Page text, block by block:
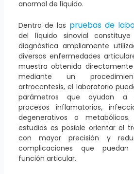
anormal de líquido.
Dentro de las pruebas de
del líquido sinovial
diagnóstica ampliamente
diversas enfermedades
muestra obtenida
mediante un
artrocentesis, el laboratorio
parámetros que ayudan a
procesos inflamatorios,
degenerativos o
estudios es posible orientar el
con mayor precisión y
complicaciones que
función articular.